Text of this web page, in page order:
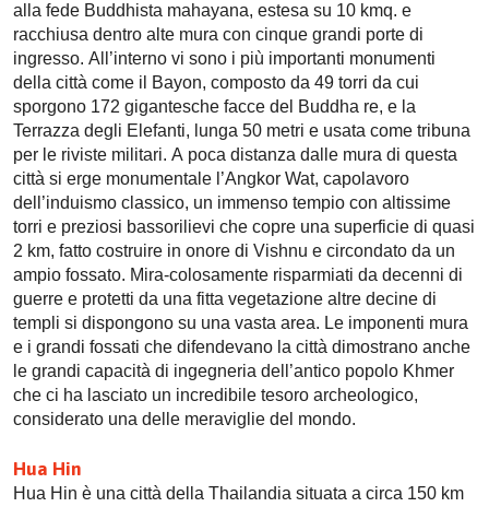
alla fede Buddhista mahayana, estesa su 10 kmq. e
racchiusa dentro alte mura con cinque grandi porte di
ingresso. All’interno vi sono i più importanti monumenti
della città come il Bayon, composto da 49 torri da cui
sporgono 172 gigantesche facce del Buddha re, e la
Terrazza degli Elefanti, lunga 50 metri e usata come tribuna
per le riviste militari. A poca distanza dalle mura di questa
città si erge monumentale l’Angkor Wat, capolavoro
dell’induismo classico, un immenso tempio con altissime
torri e preziosi bassorilievi che copre una superficie di quasi
2 km, fatto costruire in onore di Vishnu e circondato da un
ampio fossato. Mira-colosamente risparmiati da decenni di
guerre e protetti da una fitta vegetazione altre decine di
templi si dispongono su una vasta area. Le imponenti mura
e i grandi fossati che difendevano la città dimostrano anche
le grandi capacità di ingegneria dell’antico popolo Khmer
che ci ha lasciato un incredibile tesoro archeologico,
considerato una delle meraviglie del mondo.
Hua Hin
Hua Hin è una città della Thailandia situata a circa 150 km